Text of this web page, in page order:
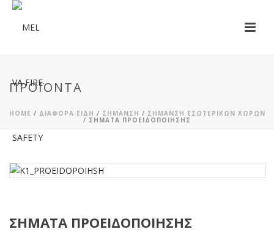
ΠΡΟΪΌΝΤΑ
HOME / ΔΙΆΦΟΡΑ ΕΊΔΗ / ΣΉΜΑΝΣΗ / ΣΉΜΑΝΣΗ ΕΣΩΤΕΡΙΚΏΝ ΧΏΡΩΝ
/ ΣΉΜΑΤΑ ΠΡΟΕΙΔΟΠΟΊΗΣΗΣ
ΣΉΜΑΤΑ ΠΡΟΕΙΔΟΠΟΊΗΣΗΣ